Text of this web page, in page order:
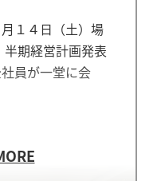
１４日（土）場
期経営計画発表
員が一堂に会